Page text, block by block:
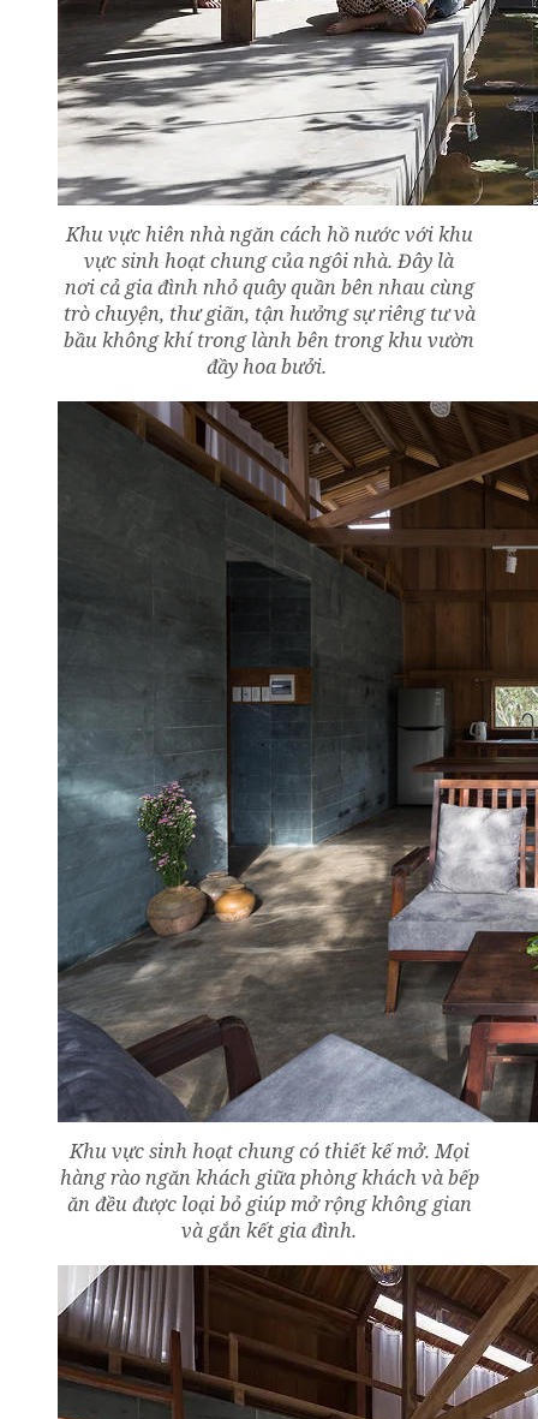
Khu vực hiên nhà ngăn cách hồ nước với khu
vực sinh hoạt chung của ngôi nhà. Đây là
nơi cả gia đình nhỏ quây quần bên nhau cùng
trò chuyện, thư giãn, tận hưởng sự riêng tư và
bầu không khí trong lành bên trong khu vườn
đầy hoa bưởi.
Khu vực sinh hoạt chung có thiết kế mở. Mọi
hàng rào ngăn khách giữa phòng khách và bếp
ăn đều được loại bỏ giúp mở rộng không gian
và gắn kết gia đình.